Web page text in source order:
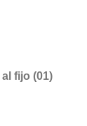
fijo (01)